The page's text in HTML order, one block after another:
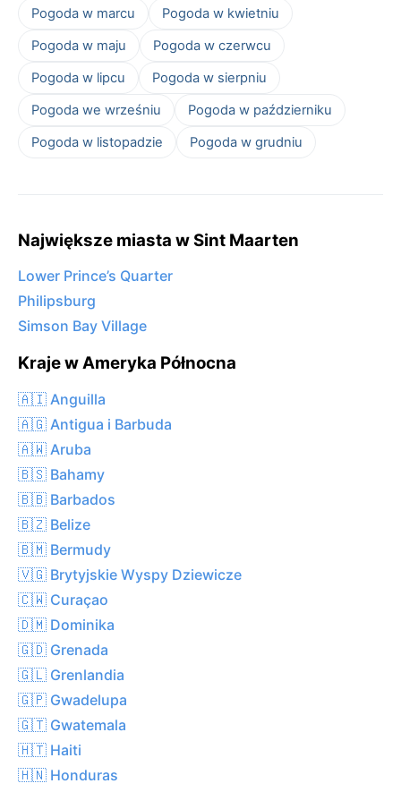
Pogoda w marcu
Pogoda w kwietniu
Pogoda w maju
Pogoda w czerwcu
Pogoda w lipcu
Pogoda w sierpniu
Pogoda we wrześniu
Pogoda w październiku
Pogoda w listopadzie
Pogoda w grudniu
Największe miasta w Sint Maarten
Lower Prince’s Quarter
Philipsburg
Simson Bay Village
Kraje w Ameryka Północna
🇦🇮 Anguilla
🇦🇬 Antigua i Barbuda
🇦🇼 Aruba
🇧🇸 Bahamy
🇧🇧 Barbados
🇧🇿 Belize
🇧🇲 Bermudy
🇻🇬 Brytyjskie Wyspy Dziewicze
🇨🇼 Curaçao
🇩🇲 Dominika
🇬🇩 Grenada
🇬🇱 Grenlandia
🇬🇵 Gwadelupa
🇬🇹 Gwatemala
🇭🇹 Haiti
🇭🇳 Honduras